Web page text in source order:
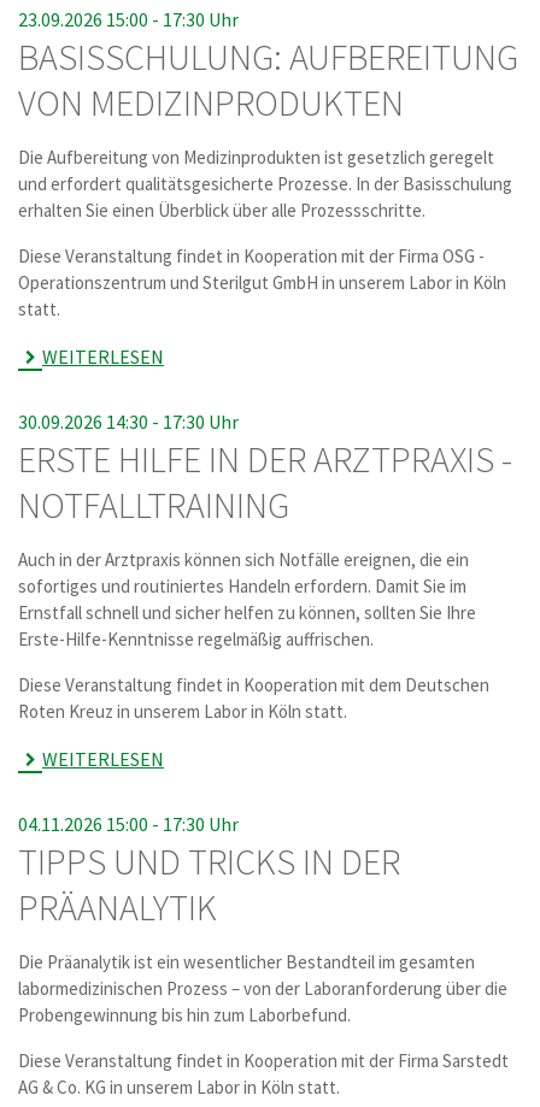
23.09.2026 15:00 - 17:30 Uhr
BASISSCHULUNG: AUFBEREITUNG
VON MEDIZINPRODUKTEN
Die Aufbereitung von Medizinprodukten ist gesetzlich geregelt
und erfordert qualitätsgesicherte Prozesse. In der Basisschulung
erhalten Sie einen Überblick über alle Prozessschritte.
Diese Veranstaltung findet in Kooperation mit der Firma OSG -
Operationszentrum und Sterilgut GmbH in unserem Labor in Köln
statt.
WEITERLESEN
30.09.2026 14:30 - 17:30 Uhr
ERSTE HILFE IN DER ARZTPRAXIS -
NOTFALLTRAINING
Auch in der Arztpraxis können sich Notfälle ereignen, die ein
sofortiges und routiniertes Handeln erfordern. Damit Sie im
Ernstfall schnell und sicher helfen zu können, sollten Sie Ihre
Erste-Hilfe-Kenntnisse regelmäßig auffrischen.
Diese Veranstaltung findet in Kooperation mit dem Deutschen
Roten Kreuz in unserem Labor in Köln statt.
WEITERLESEN
04.11.2026 15:00 - 17:30 Uhr
TIPPS UND TRICKS IN DER
PRÄANALYTIK
Die Präanalytik ist ein wesentlicher Bestandteil im gesamten
labormedizinischen Prozess – von der Laboranforderung über die
Probengewinnung bis hin zum Laborbefund.
Diese Veranstaltung findet in Kooperation mit der Firma Sarstedt
AG & Co. KG in unserem Labor in Köln statt.